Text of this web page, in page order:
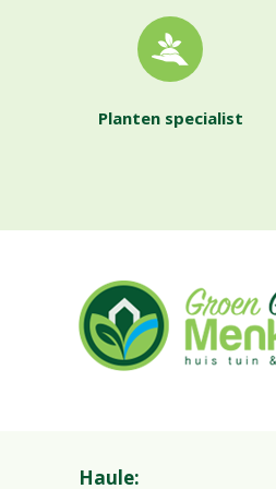
Planten specialist
Haule: